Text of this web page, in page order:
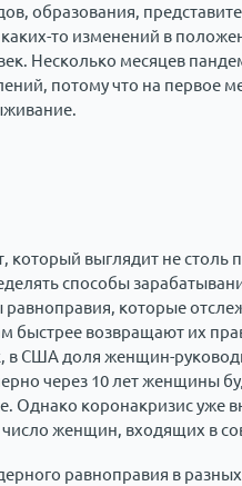
образования,
то изменений в
Несколько месяцев
потому что на первое
который выглядит не столь
способы
которые
быстрее возвращают их
в США доля женщин-
через 10 лет женщины
Однако коронакризис уже
женщин, входящих в
равноправия в